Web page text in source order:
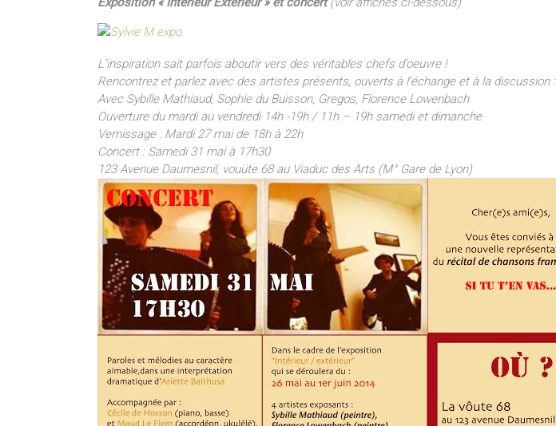
L’inspiration sait parfois aboutir vers des véritables chefs d’oeuvre !
Rencontrez et parlez avec des artistes présents, ouverts à l’échange et à la discussion :
Avec Sybille Mathiaud, Sophie du Buisson, Gregos, Florence Lowenbach
Ouverture du mardi au vendredi 14h -19h / 11h – 19h samedi et dimanche
Vernissage : Mardi 27 mai de 18h à 22h
Concert : Samedi 31 mai à 17h30
123 Avenue Daumesnil, vouüte 68 au Viaduc des Arts (M° Gare de Lyon)